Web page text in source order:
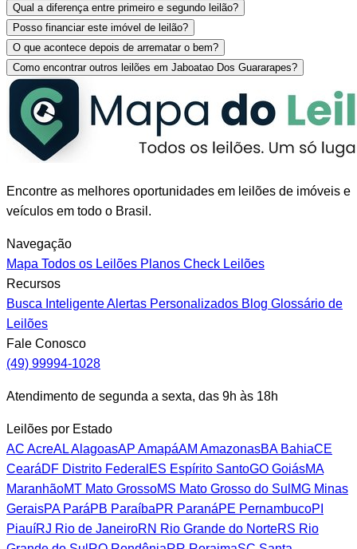
Qual a diferença entre primeiro e segundo leilão?
Posso financiar este imóvel de leilão?
O que acontece depois de arrematar o bem?
Como encontrar outros leilões em Jaboatao Dos Guararapes?
Encontre as melhores oportunidades em leilões de imóveis e
veículos em todo o Brasil.
Navegação
Mapa Todos os Leilões Planos Check Leilões
Recursos
Busca InteligenteAlertas Personalizados Blog Glossário de
Leilões
Fale Conosco
(49) 99994-1028
Atendimento de segunda a sexta, das 9h às 18h
Leilões por Estado
AC AcreALAlagoasAP AmapáAM AmazonasBABahiaCE
CearáDF Distrito Federal ES Espírito SantoGO GoiásMA
MaranhãoMT Mato GrossoMS Mato Grosso do Sul MG Minas
GeraisPAParáPB ParaíbaPR ParanáPE PernambucoPI
PiauíRJ Rio de JaneiroRN Rio Grande do NorteRS Rio